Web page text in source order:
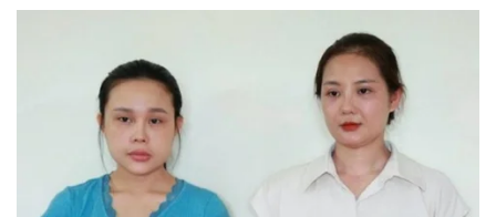
Bất động sản
Khởi nghiệp
Thị trường
Giá vàng